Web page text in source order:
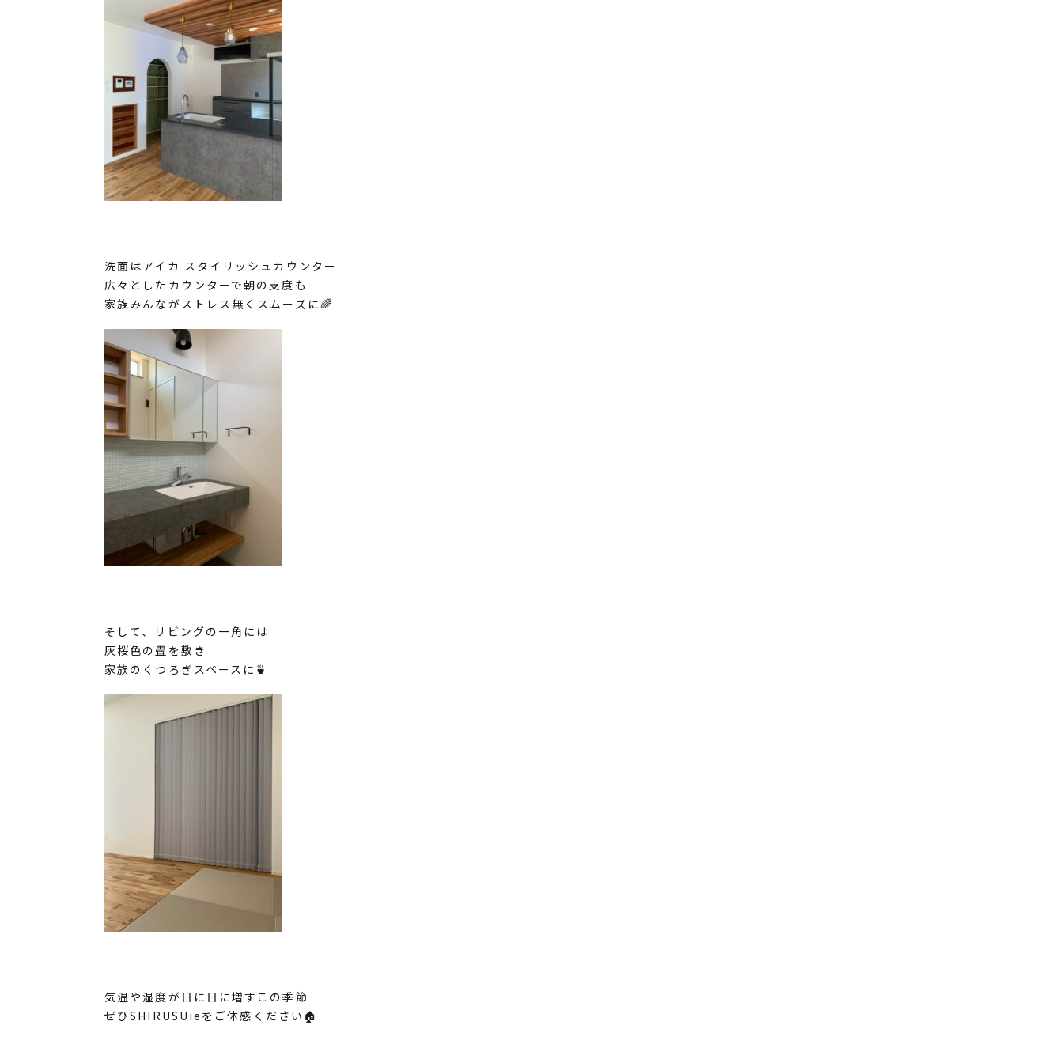
洗面はアイカ スタイリッシュカウンター
広々としたカウンターで朝の支度も
家族みんながストレス無くスムーズに🌈
そして、リビングの一角には
灰桜色の畳を敷き
家族のくつろぎスペースに🍵
気温や湿度が日に日に増すこの季節
ぜひSHIRUSUieをご体感ください🏠